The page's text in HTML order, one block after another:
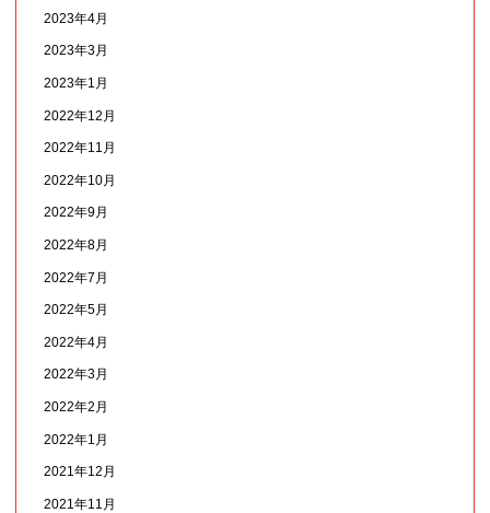
2023年4月
2023年3月
2023年1月
2022年12月
2022年11月
2022年10月
2022年9月
2022年8月
2022年7月
2022年5月
2022年4月
2022年3月
2022年2月
2022年1月
2021年12月
2021年11月